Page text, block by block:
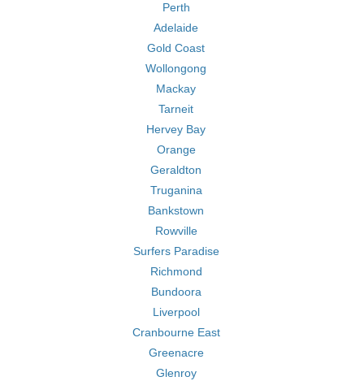
Perth
Adelaide
Gold Coast
Wollongong
Mackay
Tarneit
Hervey Bay
Orange
Geraldton
Truganina
Bankstown
Rowville
Surfers Paradise
Richmond
Bundoora
Liverpool
Cranbourne East
Greenacre
Glenroy